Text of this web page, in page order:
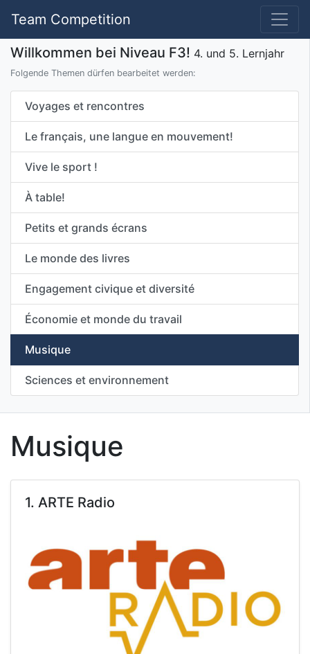
Team Competition
Willkommen bei Niveau F3! 4. und 5. Lernjahr
Folgende Themen dürfen bearbeitet werden:
Voyages et rencontres
Le français, une langue en mouvement!
Vive le sport !
À table!
Petits et grands écrans
Le monde des livres
Engagement civique et diversité
Économie et monde du travail
Musique
Sciences et environnement
Musique
1. ARTE Radio